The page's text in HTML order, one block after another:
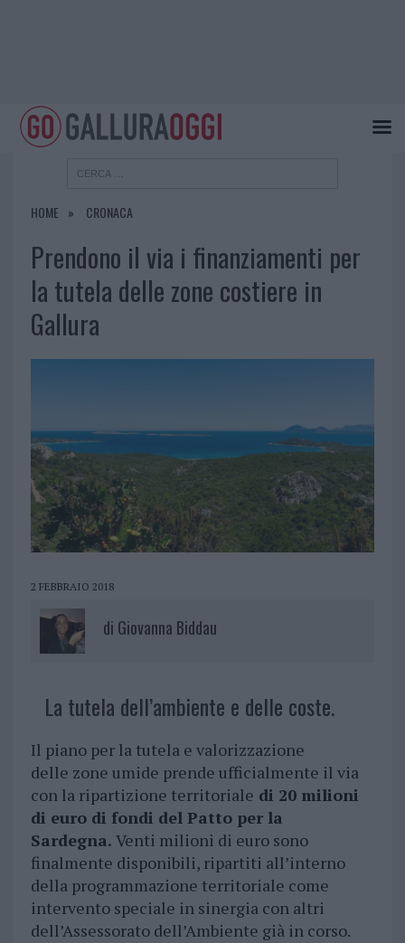
HOME CRONACA
Prendono il via i finanziamenti per
la tutela delle zone costiere in
Gallura
2 FEBBRAIO 2018
di Giovanna Biddau
La tutela dell’ambiente e delle coste.
Il piano per la tutela e valorizzazione
delle zone umide prende ufficialmente il via
con la ripartizione territoriale di 20 milioni
di euro di fondi del Patto per la
Sardegna. Venti milioni di euro sono
finalmente disponibili, ripartiti all’interno
della programmazione territoriale come
intervento speciale in sinergia con altri
dell’Assessorato dell’Ambiente già in corso.